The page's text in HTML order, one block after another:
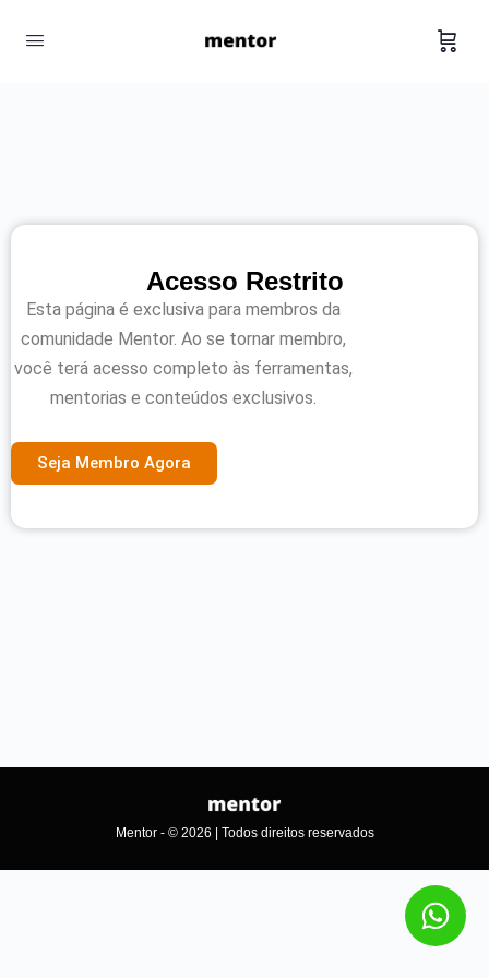
Acesso Restrito
Esta página é exclusiva para membros da
comunidade Mentor. Ao se tornar membro,
você terá acesso completo às ferramentas,
mentorias e conteúdos exclusivos.
Seja Membro Agora
Mentor - © 2026 | Todos direitos reservados